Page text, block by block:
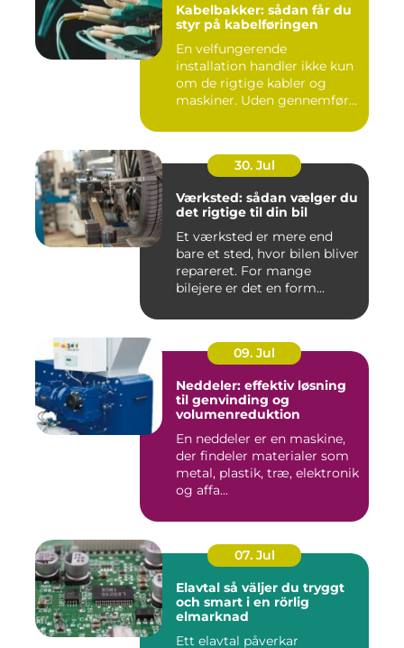
Kabelbakker: sådan får du
styr på kabelføringen
En velfungerende
installation handler ikke kun
om de rigtige kabler og
maskiner. Uden gennemført
30. Jul
Værksted: sådan vælger du
det rigtige til din bil
Et værksted er mere end
bare et sted, hvor bilen bliver
repareret. For mange
bilejere er det en form...
09. Jul
Neddeler: effektiv løsning
til genvinding og
volumenreduktion
En neddeler er en maskine,
der findeler materialer som
metal, plastik, træ, elektronik
og affa...
07. Jul
Elavtal så väljer du tryggt
och smart i en rörlig
elmarknad
Ett elavtal påverkar